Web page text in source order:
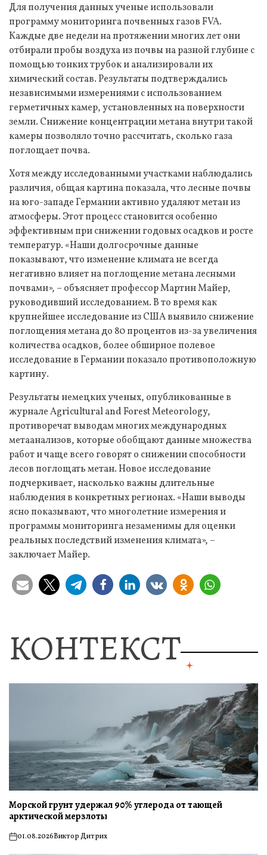
Для получения данных ученые использовали
программу мониторинга почвенных газов FVA.
Каждые две недели на протяжении многих лет они
отбирали пробы воздуха из почвы на разной глубине с
помощью тонких трубок и анализировали их
химический состав. Результаты подтверждались
независимыми измерениями с использованием
герметичных камер, установленных на поверхности
земли. Снижение концентрации метана внутри такой
камеры позволяло точно рассчитать, сколько газа
поглощает почва.
Хотя между исследованными участками наблюдались
различия, общая картина показала, что лесные почвы
на юго-западе Германии активно удаляют метан из
атмосферы. Этот процесс становится особенно
эффективным при снижении годовых осадков и росте
температур. «Наши долгосрочные данные
показывают, что изменение климата не всегда
негативно влияет на поглощение метана лесными
почвами», – объясняет профессор Мартин Майер,
руководивший исследованием. В то время как
крупнейшее исследование из США выявило снижение
поглощения метана до 80 процентов из-за увеличения
количества осадков, более обширное полевое
исследование в Германии показало противоположную
картину.
Результаты немецких ученых, опубликованные в
журнале Agricultural and Forest Meteorology,
противоречат выводам многих международных
метаанализов, которые обобщают данные множества
работ и чаще всего говорят о снижении способности
лесов поглощать метан. Новое исследование
подчеркивает, насколько важны длительные
наблюдения в конкретных регионах. «Наши выводы
ясно показывают, что многолетние измерения и
программы мониторинга незаменимы для оценки
реальных последствий изменения климата», –
заключает Майер.
КОНТЕКСТ
Морской грунт удержал 90% углерода от тающей
арктической мерзлоты
on01.08.2026Виктор Дитрих